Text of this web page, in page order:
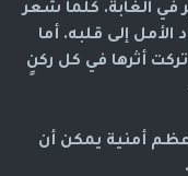
في الغابة. كلما شعر
الأمل إلى قلبه. أما
أثرها في كل ركنٍ
أمنية يمكن أن